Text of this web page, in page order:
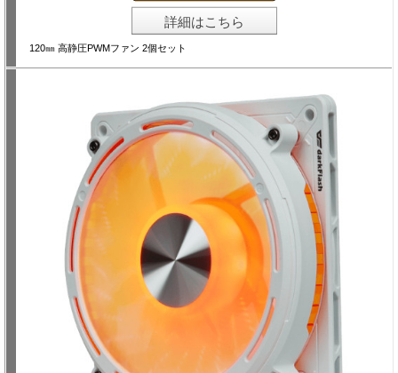
詳細はこちら
120㎜ 高静圧PWMファン 2個セット